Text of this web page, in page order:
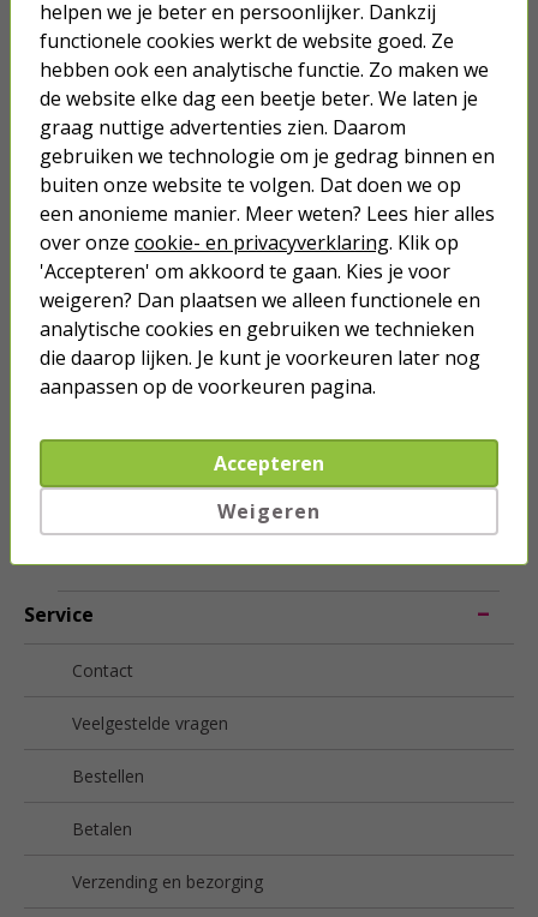
Verlichting
Hang- en sluitwerk
Buiten
Ongedierte bestrijden
Klussen
Huis
Beveiliging
Smart Home
Service
Contact
Veelgestelde vragen
Bestellen
Betalen
Verzending en bezorging
helpen we je beter en persoonlijker. Dankzij
functionele cookies werkt de website goed. Ze
hebben ook een analytische functie. Zo maken we
de website elke dag een beetje beter. We laten je
graag nuttige advertenties zien. Daarom
gebruiken we technologie om je gedrag binnen en
buiten onze website te volgen. Dat doen we op
een anonieme manier. Meer weten? Lees hier alles
over onze cookie- en privacyverklaring. Klik op
'Accepteren' om akkoord te gaan. Kies je voor
weigeren? Dan plaatsen we alleen functionele en
analytische cookies en gebruiken we technieken
die daarop lijken. Je kunt je voorkeuren later nog
aanpassen op de voorkeuren pagina.
Accepteren
Weigeren